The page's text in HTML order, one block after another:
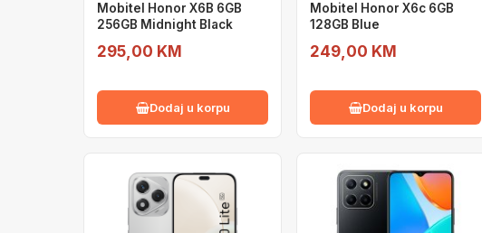
Mobitel Honor X6B 6GB
256GB Midnight Black
295,00 KM
Dodaj u korpu
Mobitel Honor X6c 6GB
128GB Blue
249,00 KM
Dodaj u korpu